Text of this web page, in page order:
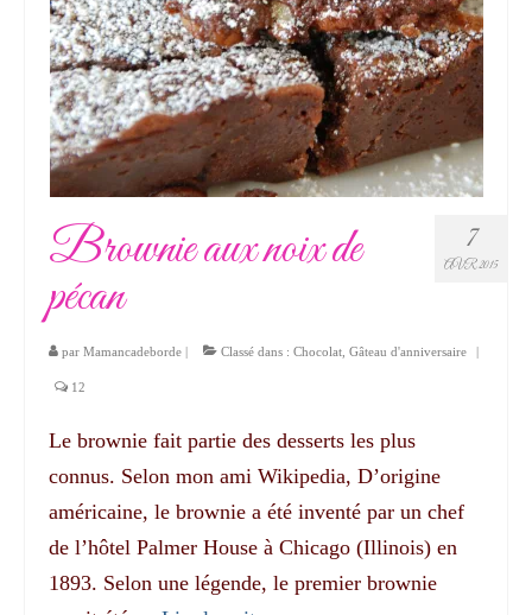
7
AVR 2015
Brownie aux noix de
pécan
par Mamancadeborde | Classé dans : Chocolat Gâteau d'anniversaire |
12
Le brownie fait partie des desserts les plus
connus. Selon mon ami Wikipedia, D’origine
américaine, le brownie a été inventé par un chef
de l’hôtel Palmer House à Chicago (Illinois) en
1893. Selon une légende, le premier brownie